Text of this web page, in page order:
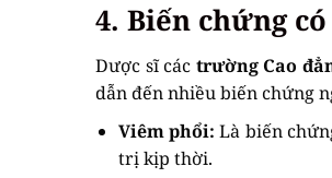
4. Biến chứng
Dược sĩ các trường Cao
dẫn đến nhiều biến chứng
Viêm phổi: Là biến
trị kịp thời.